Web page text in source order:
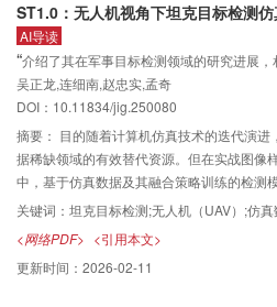
相关理论方法、技术手段及性能评价。最后
处理分析中的研究展望与未来趋势。以期更
够引入并助推实验语音学和语言学的科学研
ST1.0：无人机视角下坦克目标检测
AI导读
“介绍了其在军事目标检测领域的研究进展
标检测仿真数据集，验证了仿真数据在缓解
性，为武器平台的实战运用提供了支持。
吴正龙,连细南,赵忠实,孟奇
DOI：10.11834/jig.250080
摘要： 目的随着计算机仿真技术的迭代演
据稀缺领域的有效替代资源。但在实战图像
中，基于仿真数据及其融合策略训练的检测
化，仍缺乏实证支撑。为此，制作了包含不
号的无人机视角坦克目标检测仿真数据集
括ST1、ST2和ST3三个子数据集。方法通过
架，基于不同仿真数据分别训练 Cascade
convolutional neural network）、
关键词： 坦克目标检测;无人机（UAV）;仿
<网络PDF> <引用本文>
更新时间： 2026-02-11